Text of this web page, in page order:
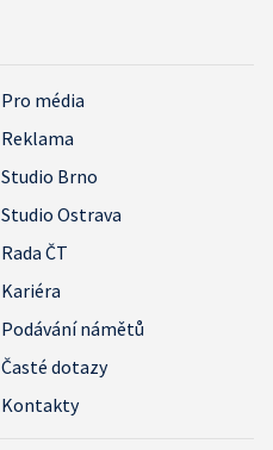
Pro média
Reklama
Studio Brno
Studio Ostrava
Rada ČT
Kariéra
Podávání námětů
Časté dotazy
Kontakty